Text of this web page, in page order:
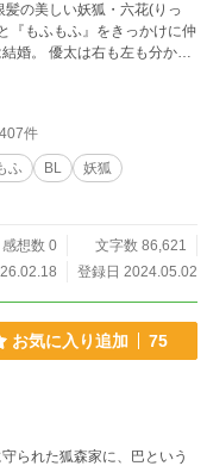
の美しい妖狐・六花(りっ
婚。 優太は右も左も分から
狐の国の元王太子』の妻と
載はご遠慮くださいm(__)
services/248096
件
ふ BL
妖狐
感想数 0
文字数 86,621
登録日 2024.05.02
お気に入り追加 75
られた狐森家に、巴という